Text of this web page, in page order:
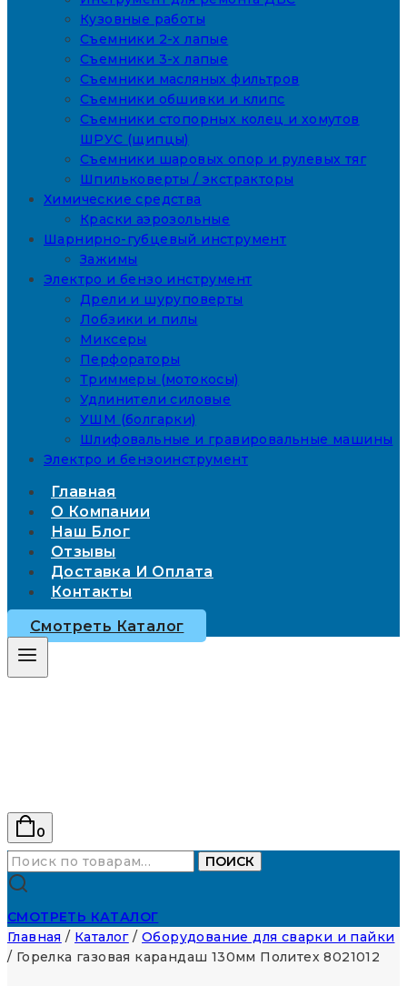
Кузовные работы
Съемники 2-х лапые
Съемники 3-х лапые
Съемники масляных фильтров
Съемники обшивки и клипс
Съемники стопорных колец и хомутов
ШРУС (щипцы)
Съемники шаровых опор и рулевых тяг
Шпильковерты / экстракторы
Химические средства
Краски аэрозольные
Шарнирно-губцевый инструмент
Зажимы
Электро и бензо инструмент
Дрели и шуруповерты
Лобзики и пилы
Миксеры
Перфораторы
Триммеры (мотокосы)
Удлинители силовые
УШМ (болгарки)
Шлифовальные и гравировальные машины
Электро и бензоинструмент
Главная
О Компании
Наш Блог
Отзывы
Доставка И Оплата
Контакты
Смотреть Каталог
0
Искать:
ПОИСК
СМОТРЕТЬ КАТАЛОГ
Главная / Каталог / Оборудование для сварки и пайки
/ Горелка газовая карандаш 130мм Политех 8021012